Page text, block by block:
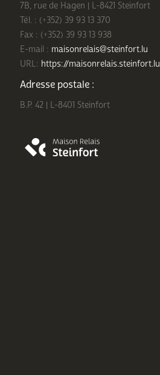
7B, rue de Hagen | L-8421 Steinfort
Tél. : (+352) 39 93 13 370
Fax : (+352) 39 93 13 938
E-mail : maisonrelais@steinfort.lu
URL: https://maisonrelais.steinfort.lu
Adresse postale :
B.P. 42 | L-8401 Steinfort